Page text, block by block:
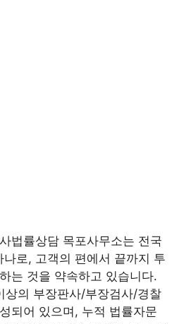
법률상담 목포사무소는 전국
로, 고객의 편에서 끝까지 투
는 것을 약속하고 있습니다.
상의 부장판사/부장검사/경찰
되어 있으며, 누적 법률자문